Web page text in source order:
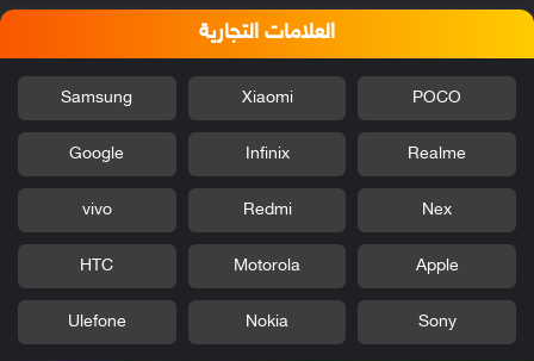
العلامات التجارية
POCO
Xiaomi
Samsung
Realme
Infinix
Google
Nex
Redmi
vivo
Apple
Motorola
HTC
Sony
Nokia
Ulefone